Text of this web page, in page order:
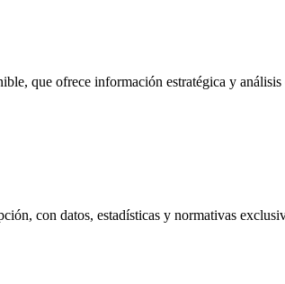
que ofrece información estratégica y
con datos, estadísticas y normativas